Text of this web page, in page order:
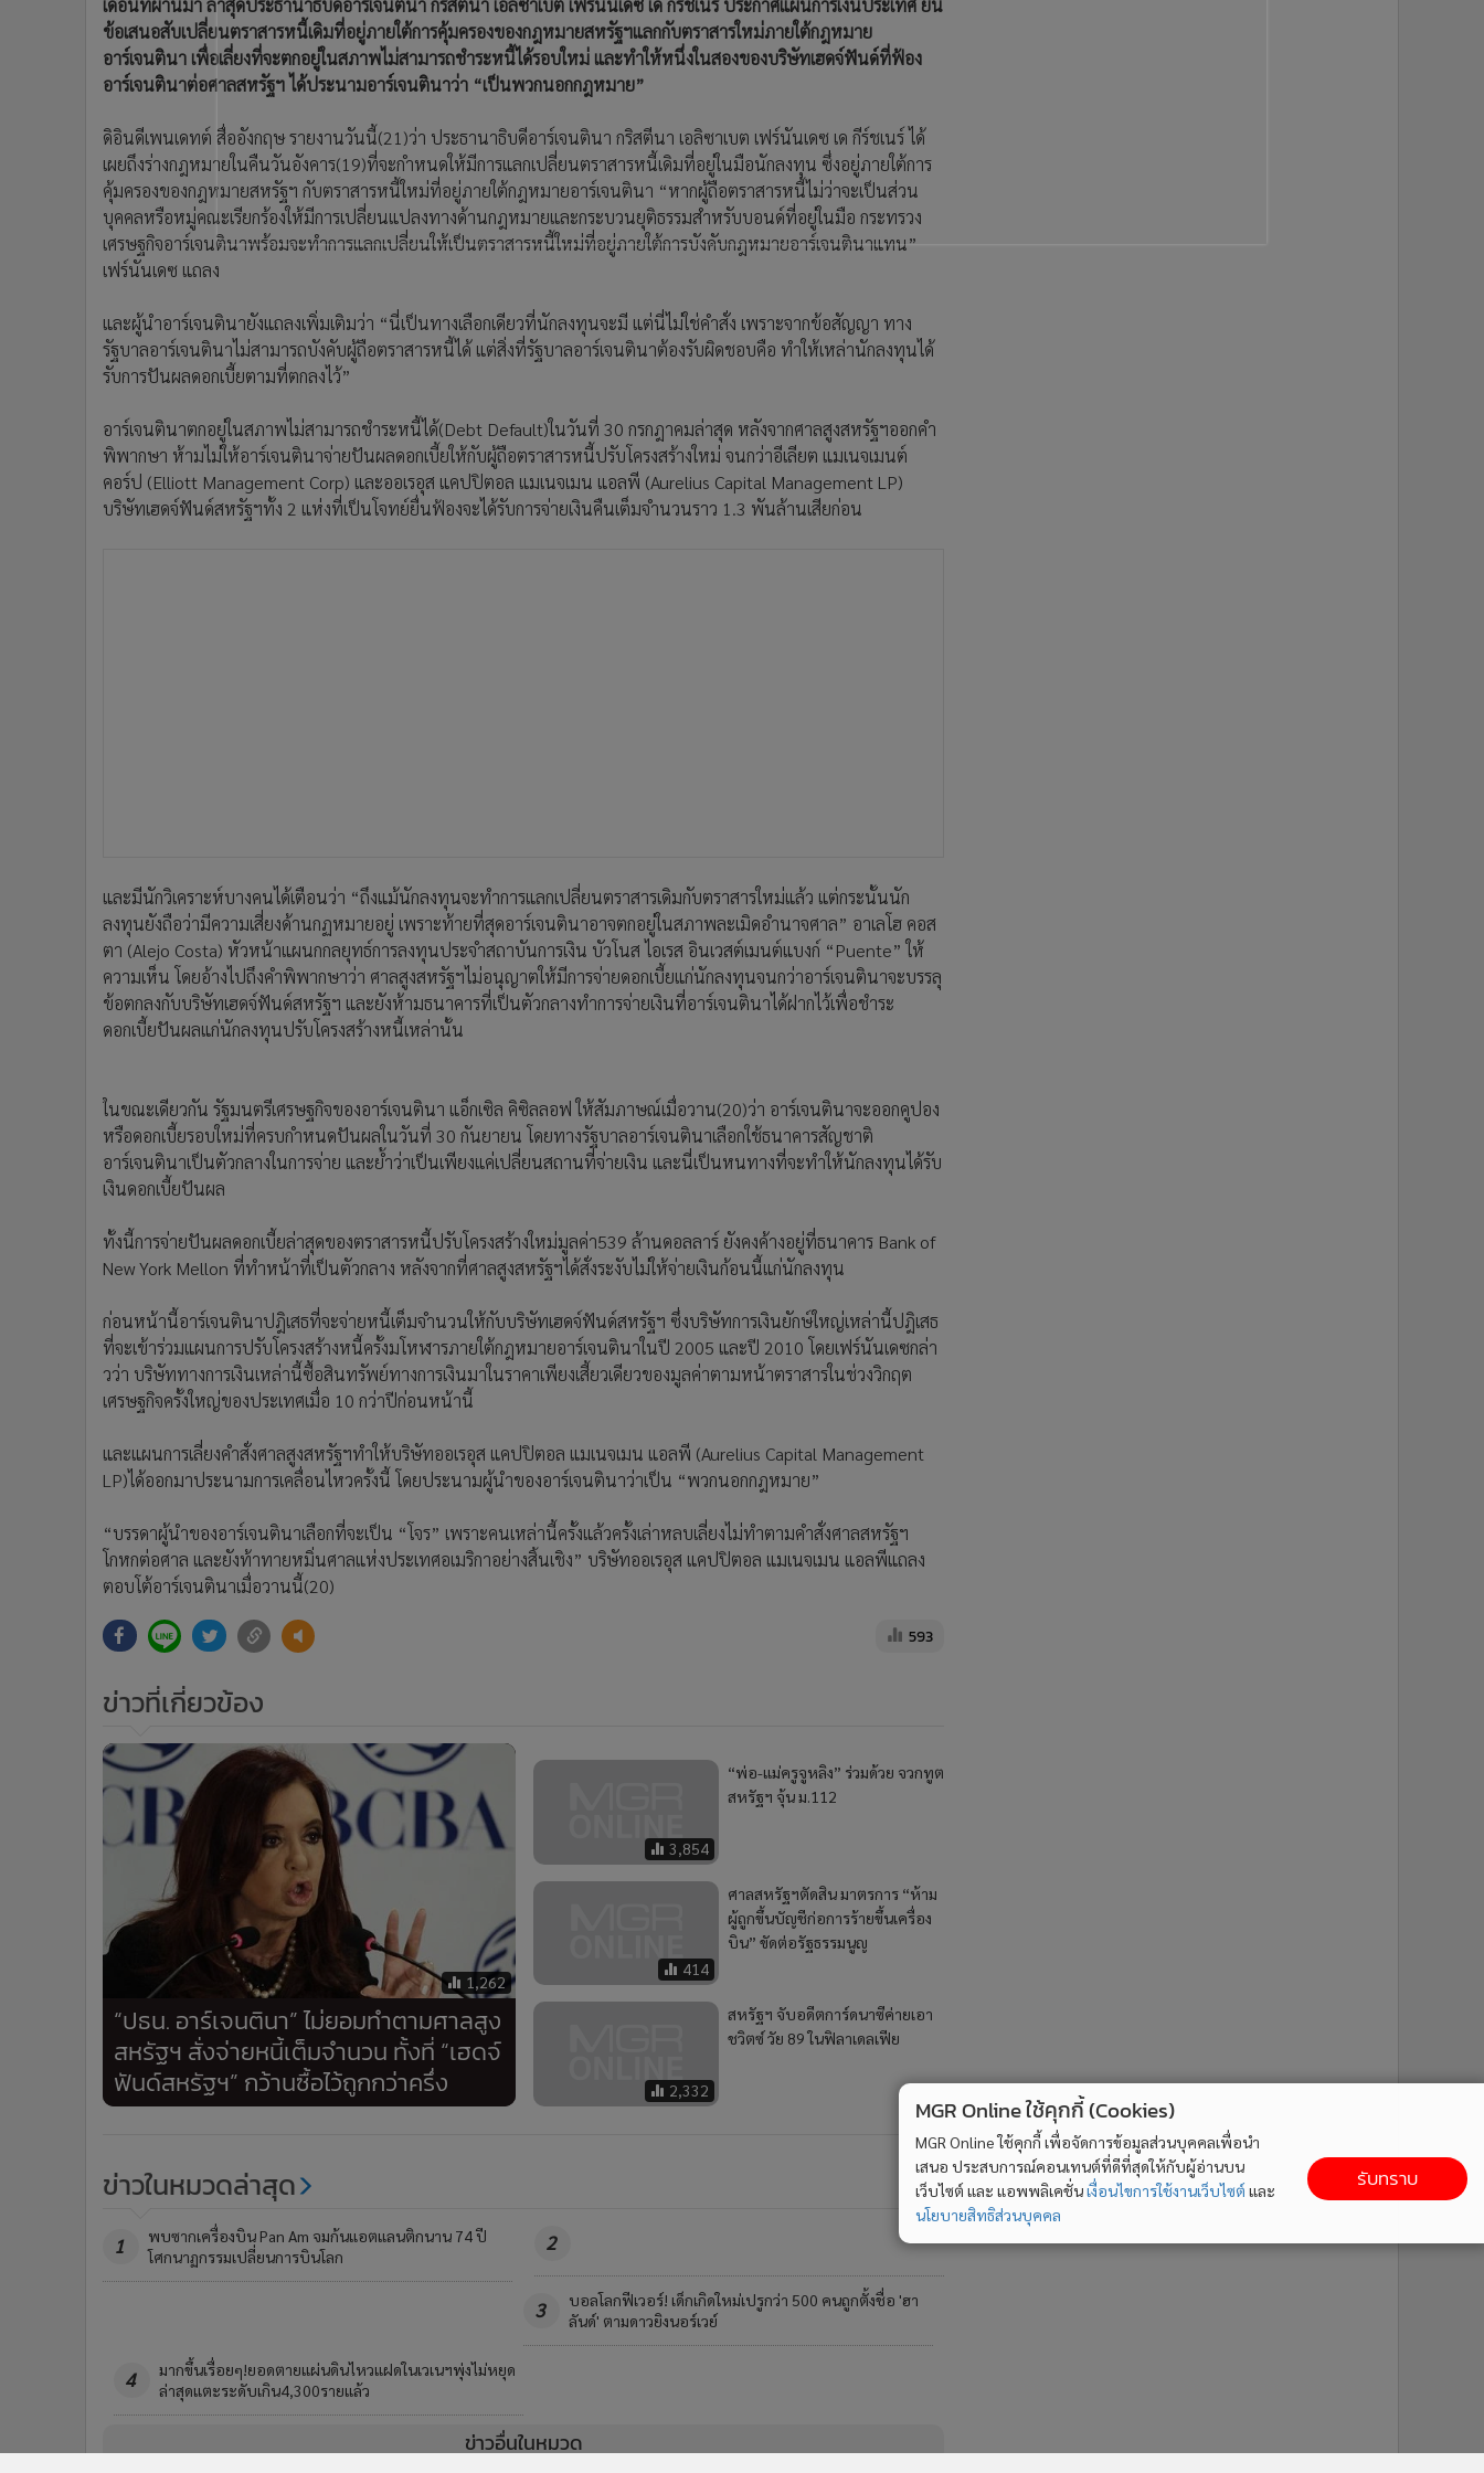
Celeb Online
Gotomanager
เดือนที่ผ่านมา ล่าสุดประธานาธิบดีอาร์เจนตินา กริสตีนา เอลิซาเบต เฟร์นันเดซ เด กีร์ชเนร์ ประกาศแผนการเงินประเทศ ยื่น
ข้อเสนอสับเปลี่ยนตราสารหนี้เดิมที่อยู่ภายใต้การคุ้มครองของกฎหมายสหรัฐฯแลกกับตราสารใหม่ภายใต้กฎหมาย
อาร์เจนตินา เพื่อเลี่ยงที่จะตกอยู่ในสภาพไม่สามารถชำระหนี้ได้รอบใหม่ และทำให้หนึ่งในสองของบริษัทเฮดจ์ฟันด์ที่ฟ้อง
อาร์เจนตินาต่อศาลสหรัฐฯ ได้ประนามอาร์เจนตินาว่า “เป็นพวกนอกกฎหมาย”
ดิอินดีเพนเดทต์ สื่ออังกฤษ รายงานวันนี้(21)ว่า ประธานาธิบดีอาร์เจนตินา กริสตีนา เอลิซาเบต เฟร์นันเดซ เด กีร์ชเนร์ ได้
เผยถึงร่างกฎหมายในคืนวันอังคาร(19)ที่จะกำหนดให้มีการแลกเปลี่ยนตราสารหนี้เดิมที่อยู่ในมือนักลงทุน ซึ่งอยู่ภายใต้การ
คุ้มครองของกฎหมายสหรัฐฯ กับตราสารหนี้ใหม่ที่อยู่ภายใต้กฎหมายอาร์เจนตินา “หากผู้ถือตราสารหนี้ไม่ว่าจะเป็นส่วน
บุคคลหรือหมู่คณะเรียกร้องให้มีการเปลี่ยนแปลงทางด้านกฎหมายและกระบวนยุติธรรมสำหรับบอนด์ที่อยู่ในมือ กระทรวง
เศรษฐกิจอาร์เจนตินาพร้อมจะทำการแลกเปลี่ยนให้เป็นตราสารหนี้ใหม่ที่อยู่ภายใต้การบังคับกฎหมายอาร์เจนตินาแทน”
เฟร์นันเดซ แถลง
และผู้นำอาร์เจนตินายังแถลงเพิ่มเติมว่า “นี่เป็นทางเลือกเดียวที่นักลงทุนจะมี แต่นี่ไม่ใช่คำสั่ง เพราะจากข้อสัญญา ทาง
รัฐบาลอาร์เจนตินาไม่สามารถบังคับผู้ถือตราสารหนี้ได้ แต่สิ่งที่รัฐบาลอาร์เจนตินาต้องรับผิดชอบคือ ทำให้เหล่านักลงทุนได้
รับการปันผลดอกเบี้ยตามที่ตกลงไว้”
อาร์เจนตินาตกอยู่ในสภาพไม่สามารถชำระหนี้ได้(Debt Default)ในวันที่ 30 กรกฎาคมล่าสุด หลังจากศาลสูงสหรัฐฯออกคำ
พิพากษา ห้ามไม่ให้อาร์เจนตินาจ่ายปันผลดอกเบี้ยให้กับผู้ถือตราสารหนี้ปรับโครงสร้างใหม่ จนกว่าอีเลียต แมเนจเมนต์
คอร์ป (Elliott Management Corp) และออเรอุส แคปปิตอล แมเนจเมน แอลพี (Aurelius Capital Management LP)
บริษัทเฮดจ์ฟันด์สหรัฐฯทั้ง 2 แห่งที่เป็นโจทย์ยื่นฟ้องจะได้รับการจ่ายเงินคืนเต็มจำนวนราว 1.3 พันล้านเสียก่อน
และมีนักวิเคราะห์บางคนได้เตือนว่า “ถึงแม้นักลงทุนจะทำการแลกเปลี่ยนตราสารเดิมกับตราสารใหม่แล้ว แต่กระนั้นนัก
ลงทุนยังถือว่ามีความเสี่ยงด้านกฏหมายอยู่ เพราะท้ายที่สุดอาร์เจนตินาอาจตกอยู่ในสภาพละเมิดอำนาจศาล” อาเลโฮ คอส
ตา (Alejo Costa) หัวหน้าแผนกกลยุทธ์การลงทุนประจำสถาบันการเงิน บัวโนส ไอเรส อินเวสต์เมนต์แบงก์ “Puente” ให้
ความเห็น โดยอ้างไปถึงคำพิพากษาว่า ศาลสูงสหรัฐฯไม่อนุญาตให้มีการจ่ายดอกเบี้ยแก่นักลงทุนจนกว่าอาร์เจนตินาจะบรรลุ
ข้อตกลงกับบริษัทเฮดจ์ฟันด์สหรัฐฯ และยังห้ามธนาคารที่เป็นตัวกลางทำการจ่ายเงินที่อาร์เจนตินาได้ฝากไว้เพื่อชำระ
ดอกเบี้ยปันผลแก่นักลงทุนปรับโครงสร้างหนี้เหล่านั้น
ในขณะเดียวกัน รัฐมนตรีเศรษฐกิจของอาร์เจนตินา แอ็กเซิล คิซิลลอฟ ให้สัมภาษณ์เมื่อวาน(20)ว่า อาร์เจนตินาจะออกคูปอง
หรือดอกเบี้ยรอบใหม่ที่ครบกำหนดปันผลในวันที่ 30 กันยายน โดยทางรัฐบาลอาร์เจนตินาเลือกใช้ธนาคารสัญชาติ
อาร์เจนตินาเป็นตัวกลางในการจ่าย และย้ำว่าเป็นเพียงแค่เปลี่ยนสถานที่จ่ายเงิน และนี่เป็นหนทางที่จะทำให้นักลงทุนได้รับ
เงินดอกเบี้ยปันผล
ทั้งนี้การจ่ายปันผลดอกเบี้ยล่าสุดของตราสารหนี้ปรับโครงสร้างใหม่มูลค่า539 ล้านดอลลาร์ ยังคงค้างอยู่ที่ธนาคาร Bank of
New York Mellon ที่ทำหน้าที่เป็นตัวกลาง หลังจากที่ศาลสูงสหรัฐฯได้สั่งระงับไม่ให้จ่ายเงินก้อนนี้แก่นักลงทุน
ก่อนหน้านี้อาร์เจนตินาปฎิเสธที่จะจ่ายหนี้เต็มจำนวนให้กับบริษัทเฮดจ์ฟันด์สหรัฐฯ ซึ่งบริษัทการเงินยักษ์ใหญ่เหล่านี้ปฎิเสธ
ที่จะเข้าร่วมแผนการปรับโครงสร้างหนี้ครั้งมโหฬารภายใต้กฎหมายอาร์เจนตินาในปี 2005 และปี 2010 โดยเฟร์นันเดซกล่า
วว่า บริษัททางการเงินเหล่านี้ซื้อสินทรัพย์ทางการเงินมาในราคาเพียงเสี้ยวเดียวของมูลค่าตามหน้าตราสารในช่วงวิกฤต
เศรษฐกิจครั้งใหญ่ของประเทศเมื่อ 10 กว่าปีก่อนหน้านี้
และแผนการเลี่ยงคำสั่งศาลสูงสหรัฐฯทำให้บริษัทออเรอุส แคปปิตอล แมเนจเมน แอลพี (Aurelius Capital Management
LP)ได้ออกมาประนามการเคลื่อนไหวครั้งนี้ โดยประนามผู้นำของอาร์เจนตินาว่าเป็น “พวกนอกกฎหมาย”
“บรรดาผู้นำของอาร์เจนตินาเลือกที่จะเป็น “โจร” เพราะคนเหล่านี้ครั้งแล้วครั้งเล่าหลบเลี่ยงไม่ทำตามคำสั่งศาลสหรัฐฯ
โกหกต่อศาล และยังท้าทายหมิ่นศาลแห่งประเทศอเมริกาอย่างสิ้นเชิง” บริษัทออเรอุส แคปปิตอล แมเนจเมน แอลพีแถลง
ตอบโต้อาร์เจนตินาเมื่อวานนี้(20)
593
ข่าวที่เกี่ยวข้อง
1,262
“ปธน. อาร์เจนตินา” ไม่ยอมทำตามศาลสูง
สหรัฐฯ สั่งจ่ายหนี้เต็มจำนวน ทั้งที่ “เฮดจ์
ฟันด์สหรัฐฯ” กว้านซื้อไว้ถูกกว่าครึ่ง
3,854
“พ่อ-แม่ครูจูหลิง” ร่วมด้วย จวกทูต
สหรัฐฯ จุ้น ม.112
414
ศาลสหรัฐฯตัดสิน มาตรการ “ห้าม
ผู้ถูกขึ้นบัญชีก่อการร้ายขึ้นเครื่อง
บิน” ขัดต่อรัฐธรรมนูญ
2,332
สหรัฐฯ จับอดีตการ์ดนาซีค่ายเอา
ชวิตซ์ วัย 89 ในฟิลาเดลเฟีย
ข่าวในหมวดล่าสุด
1
พบซากเครื่องบิน Pan Am จมก้นแอตแลนติกนาน 74 ปี
โศกนาฏกรรมเปลี่ยนการบินโลก
2
4
มากขึ้นเรื่อยๆ!ยอดตายแผ่นดินไหวแฝดในเวเนฯพุ่งไม่หยุด
ล่าสุดแตะระดับเกิน4,300รายแล้ว
ข่าวอื่นในหมวด
MGR Online ใช้คุกกี้ (Cookies)
MGR Online ใช้คุกกี้ เพื่อจัดการข้อมูลส่วนบุคคลเพื่อนำ
เสนอ ประสบการณ์คอนเทนต์ที่ดีที่สุดให้กับผู้อ่านบน
เว็บไซต์ และ แอพพลิเคชั่นเงื่อนไขการใช้งานเว็บไซต์ และ
นโยบายสิทธิส่วนบุคคล
รับทราบ